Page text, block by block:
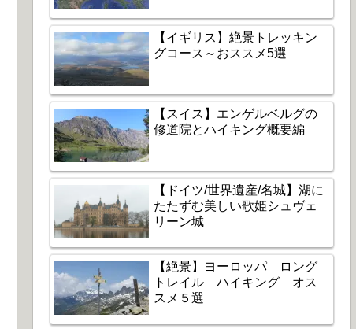
【イギリス】絶景トレッキン
グコース～おススメ5選
【スイス】エンゲルベルグの
修道院とハイキング概要編
【ドイツ/世界遺産/名城】湖に
たたずむ美しい歌姫シュヴェ
リーン城
【絶景】ヨーロッパ ロング
トレイル ハイキング オス
スメ５選